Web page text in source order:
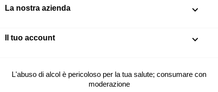
La nostra azienda 
Il tuo account 
L'abuso di alcol è pericoloso per la tua salute; consumare con
moderazione